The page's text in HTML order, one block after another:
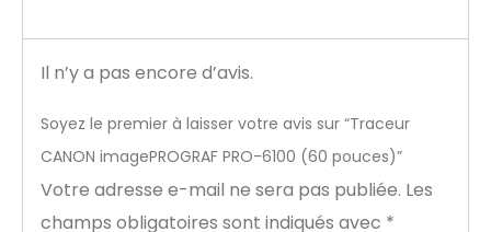
Il n’y a pas encore d’avis.
Soyez le premier à laisser votre avis sur “Traceur
CANON imagePROGRAF PRO-6100 (60 pouces)”
Votre adresse e-mail ne sera pas publiée. Les
champs obligatoires sont indiqués avec *